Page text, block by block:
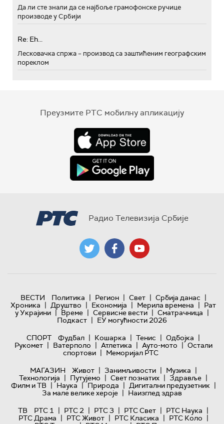
Да ли сте знали да се најбоље грамофонске ручице
производе у Србији
Re: Eh...
Лесковачка спржа – производ са заштићеним географским
пореклом
Преузмите РТС мобилну апликацију
Радио Телевизија Србије
ВЕСТИ Политика | Регион | Свет | Србија данас |
Хроника | Друштво | Економија | Мерила времена | Рат
у Украјини | Време | Сервисне вести | Сматрачница |
Подкаст | ЕУ могућности 2026
СПОРТ
Фудбал | Кошарка | Тенис | Одбојка |
Рукомет | Ватерполо | Атлетика | Ауто-мото | Остали
спортови | Меморијал РТС
МАГАЗИН
Живот | Занимљивости | Музика |
Технологијa | Путујемо | Свет познатих | Здравље |
Филм и ТВ | Наука | Природа | Дигитални предузетник |
За мале велике хероје | Наизглед здрав
ТВ
РТС 1 | РТС 2 | РТС 3 | РТС Свет | РТС Наука |
РТС Драма | РТС Живот | РТС Класика | РТС Коло |